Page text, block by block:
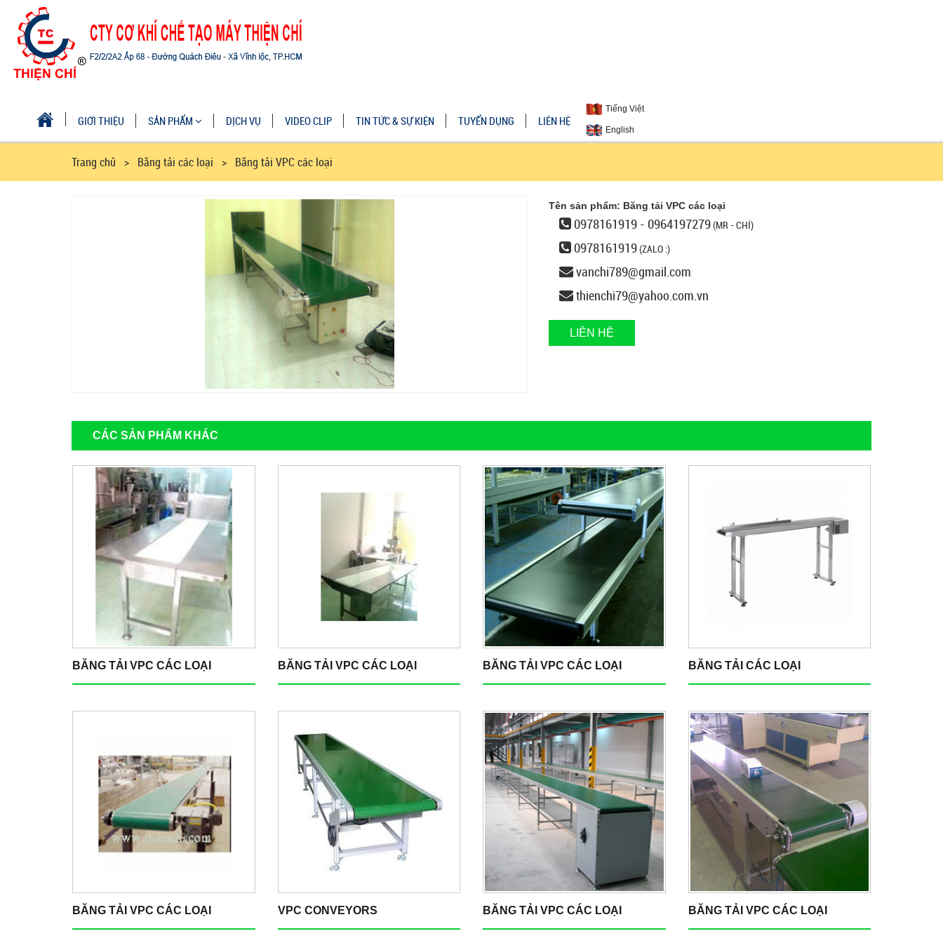
GIỚI THIỆU SẢN PHẨM DỊCH VỤ VIDEO CLIP TIN TỨC & SỰ KIỆN TUYỂN DỤNG LIÊN HỆ
Tiếng Việt
English
Trang chủ > Băng tải các loại > Băng tải VPC các loại
Tên sản phẩm: Băng tải VPC các loại
0978161919 - 0964197279(MR - CHÍ)
0978161919(ZALO :)
vanchi789@gmail.com
thienchi79@yahoo.com.vn
LIÊN HỆ
CÁC SẢN PHẨM KHÁC
BĂNG TẢI VPC CÁC LOẠI BĂNG TẢI VPC CÁC LOẠI BĂNG TẢI VPC CÁC LOẠI BĂNG TẢI CÁC LOẠI
BĂNG TẢI VPC CÁC LOẠI VPC CONVEYORS BĂNG TẢI VPC CÁC LOẠI BĂNG TẢI VPC CÁC LOẠI